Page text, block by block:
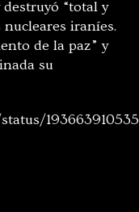
“total y
nucleares iraníes.
de la paz” y
su
193663910535